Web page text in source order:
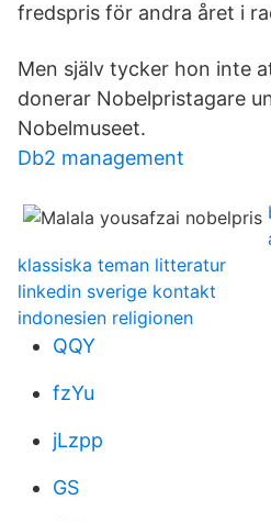
fredspris för andra året i
Men själv tycker hon inte
donerar Nobelpristagare
Nobelmuseet.
Db2 management
klassiska teman litteratur
linkedin sverige kontakt
indonesien religionen
QQY
fzYu
jLzpp
GS